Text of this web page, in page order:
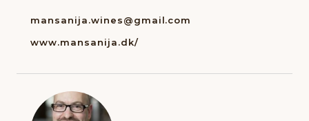
mansanija.wines@gmail.com
www.mansanija.dk/